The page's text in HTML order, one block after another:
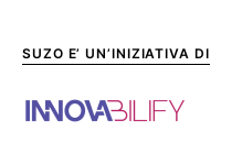
SUZO E’ UN’INIZIATIVA DI